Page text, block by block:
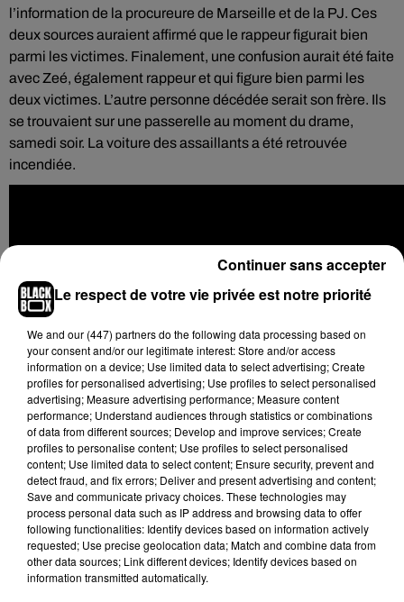
l’information de la procureure de Marseille et de la PJ. Ces
deux sources auraient affirmé que le rappeur figurait bien
parmi les victimes. Finalement, une confusion aurait été faite
avec Zeé, également rappeur et qui figure bien parmi les
deux victimes. L’autre personne décédée serait son frère. Ils
se trouvaient sur une passerelle au moment du drame,
samedi soir. La voiture des assaillants a été retrouvée
incendiée.
Hip-Hop News
Le respect de votre vie privée est notre priorité
We and our (447) partnersdo the following data processing based on
your consent and/or our legitimate interest: Store and/or access
information on a device; Use limited data to select advertising; Create
profiles for personalised advertising; Use profiles to select personalised
advertising; Measure advertising performance; Measure content
performance; Understand audiences through statistics or combinations
of data from different sources; Develop and improve services; Create
profiles to personalise content; Use profiles to select personalised
content; Use limited data to select content; Ensure security, prevent and
detect fraud, and fix errors; Deliver and present advertising and content;
Save and communicate privacy choices. These technologies may
process personal data such as IP address and browsing data to offer
following functionalities: Identify devices based on information actively
requested; Use precise geolocation data; Match and combine data from
other data sources; Link different devices; Identify devices based on
information transmitted automatically.
Continuer sans accepter